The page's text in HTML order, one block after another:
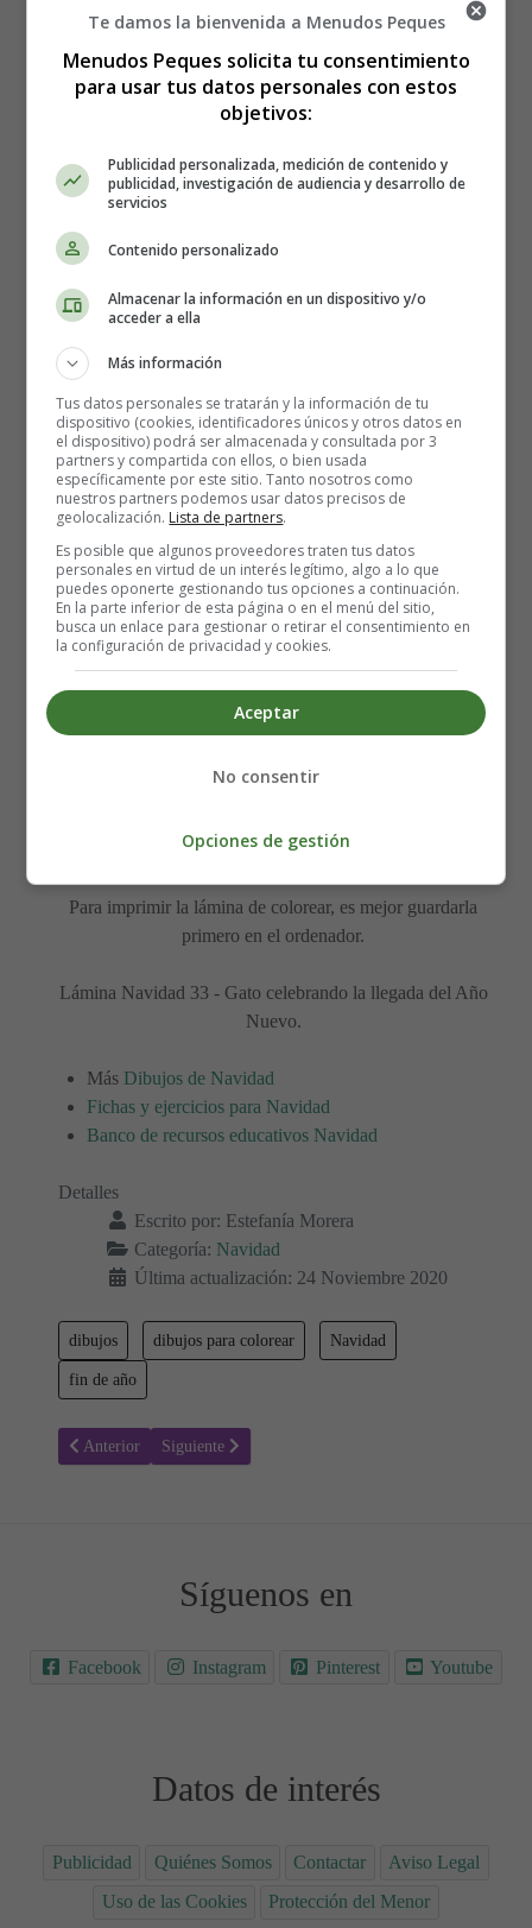
Lámina para imprimir y colorear de Navidad -
Fin de año y Año Nuevo.
Para imprimir la lámina de colorear, es mejor guardarla
primero en el ordenador.
Lámina Navidad 33 - Gato celebrando la llegada del Año
Nuevo.
Más Dibujos de Navidad
Fichas y ejercicios para Navidad
Banco de recursos educativos Navidad
Detalles
Escrito por: Estefanía Morera
Categoría: Navidad
Última actualización: 24 Noviembre 2020
dibujos dibujos para colorear Navidad
fin de año
Artículo anterior: Colorear Navidad 34 - Fin de año y Año nuevo
Anterior Artículo siguiente: Colorear Navidad 32 - Fin de año
Siguiente
Síguenos en
Facebook Instagram Pinterest Youtube
Datos de interés
Publicidad Quiénes Somos Contactar
Aviso Legal
Uso de las Cookies
Protección del Menor
Te damos la bienvenida a Menudos Peques
Menudos Peques solicita tu consentimiento
para usar tus datos personales con estos
objetivos:
Publicidad personalizada, medición de contenido y
publicidad, investigación de audiencia y desarrollo de
servicios
Contenido personalizado
Almacenar la información en un dispositivo y/o
acceder a ella
Más información
Tus datos personales se tratarán y la información de tu
dispositivo (cookies, identificadores únicos y otros datos en
el dispositivo) podrá ser almacenada y consultada por 3
partners y compartida con ellos, o bien usada
específicamente por este sitio. Tanto nosotros como
nuestros partners podemos usar datos precisos de
geolocalización. Lista de partners.
Es posible que algunos proveedores traten tus datos
personales en virtud de un interés legítimo, algo a lo que
puedes oponerte gestionando tus opciones a continuación.
En la parte inferior de esta página o en el menú del sitio,
busca un enlace para gestionar o retirar el consentimiento en
la configuración de privacidad y cookies.
Aceptar
No consentir
Opciones de gestión